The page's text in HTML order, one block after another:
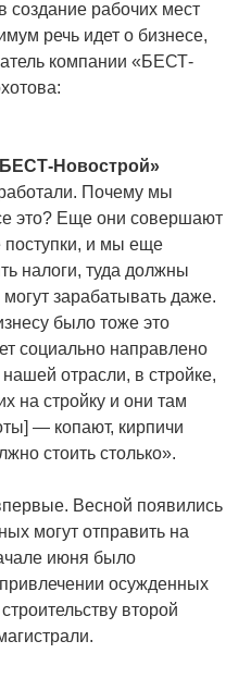
создание рабочих мест
речь идет о бизнесе,
компании «БЕСТ-
Новострой»
Почему мы
это? Еще они совершают
поступки, и мы еще
налоги, туда должны
зарабатывать даже.
было тоже это
социально направлено
отрасли, в стройке,
на стройку и они там
— копают, кирпичи
стоить столько».
Весной появились
могут отправить на
июня было
осужденных
второй